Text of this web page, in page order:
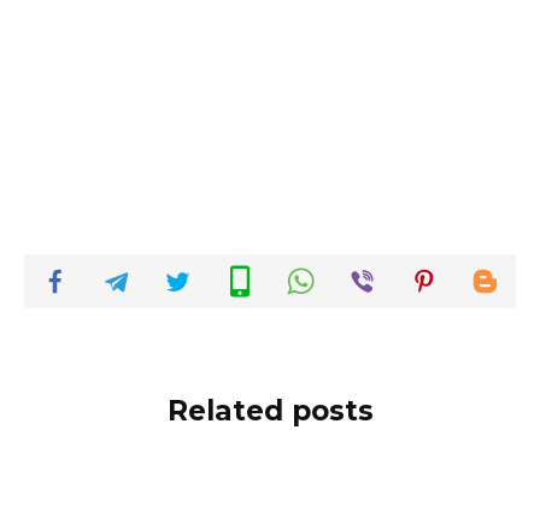
Related posts